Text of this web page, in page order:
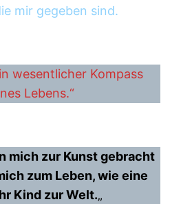
mir gegeben sind.
wesentlicher Kompass
Lebens.“
mich zur Kunst gebracht
zum Leben, wie eine
Kind zur Welt.„